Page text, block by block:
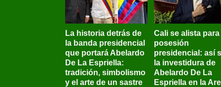
La historia detrás de
la banda presidencial
que portará Abelardo
De La Espriella:
tradición, simbolismo
y el arte de un sastre
Cali se alista para
posesión
presidencial: así
la investidura de
Abelardo De La
Espriella en la